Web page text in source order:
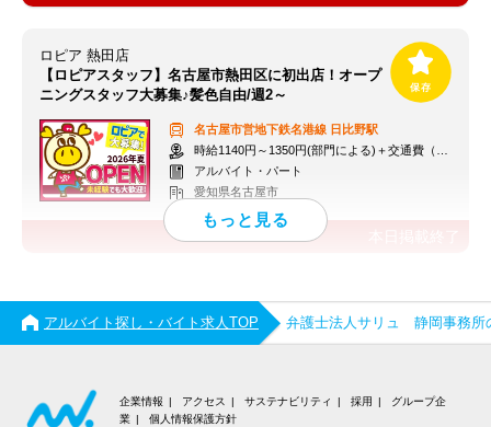
ロピア 熱田店
【ロピアスタッフ】名古屋市熱田区に初出店！オープ
ニングスタッフ大募集♪髪色自由/週2～
名古屋市営地下鉄名港線 日比野駅
時給1140円～1350円(部門による)＋交通費（社内規定）
アルバイト・パート
愛知県名古屋市
アルバイト探し・バイト求人TOP 弁護士法人サリュ 静岡事務所
企業情報 アクセス サステナビリティ 採用
グループ企
業
個人情報保護方針